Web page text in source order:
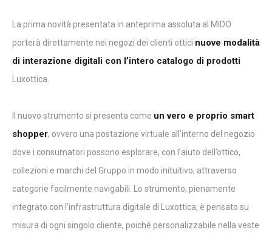
La prima novità presentata in anteprima assoluta al MIDO
porterà direttamente nei negozi dei clienti ottici nuove modalità
di interazione digitali con l’intero catalogo di prodotti
Luxottica.
Il nuovo strumento si presenta come un vero e proprio smart
shopper, ovvero una postazione virtuale all’interno del negozio
dove i consumatori possono esplorare, con l’aiuto dell’ottico,
collezioni e marchi del Gruppo in modo inituitivo, attraverso
categorie facilmente navigabili. Lo strumento, pienamente
integrato con l’infrastruttura digitale di Luxottica, è pensato su
misura di ogni singolo cliente, poiché personalizzabile nella veste